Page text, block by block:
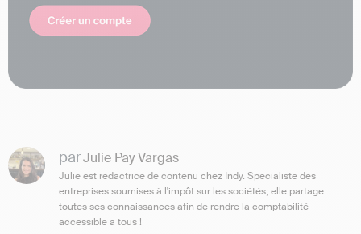
parJulie Pay Vargas
Julie est rédactrice de contenu chez Indy. Spécialiste des
entreprises soumises à l'impôt sur les sociétés, elle partage
toutes ses connaissances afin de rendre la comptabilité
accessible à tous !